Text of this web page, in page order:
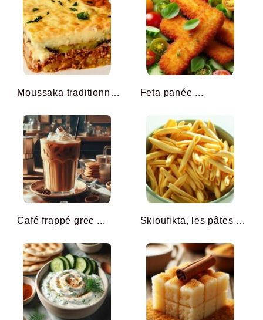
Moussaka traditionnelle g ... Feta panée ...
Café frappé grec ... Skioufikta, les pâtes cr ...